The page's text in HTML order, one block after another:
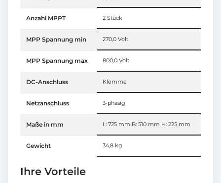
Anzahl MPPT 2 Stück
MPP Spannung min 270,0 Volt
MPP Spannung max 800,0 Volt
DC-Anschluss Klemme
Netzanschluss 3-phasig
Maße in mm L: 725 mm B: 510 mm H: 225 mm
Gewicht 34,8 kg
Ihre Vorteile